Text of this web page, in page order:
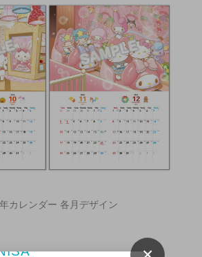
カレンダー 各月デザイン